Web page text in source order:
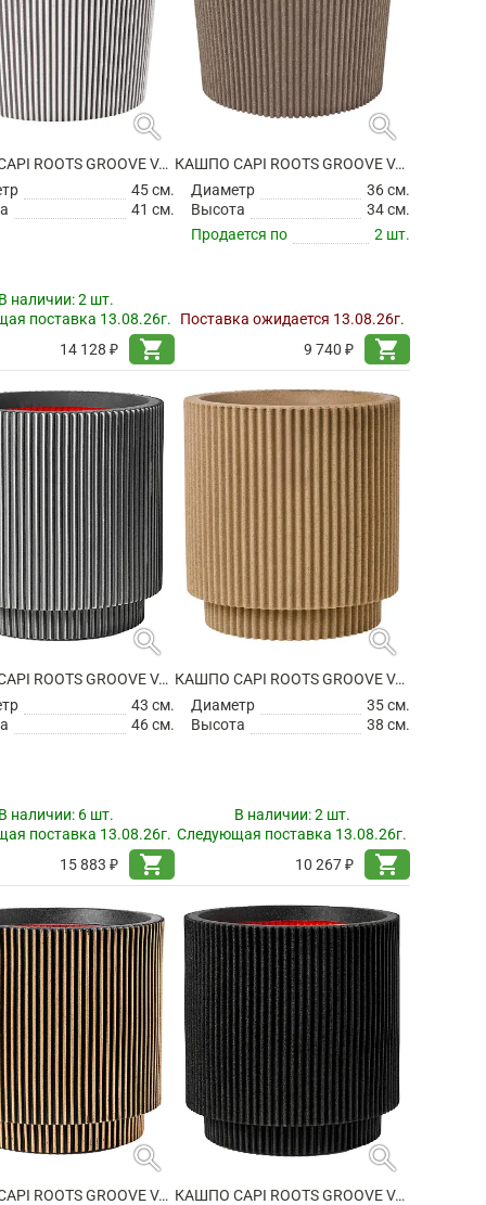
search
КАШПО CAPI ROOTS GROOVE VASE CONICAL IVORY
45 см.
41 см.
наличии:2 шт.
поставка 13.08.26г.
14 128 ₽
shopping_cart
search
КАШПО CAPI ROOTS GROOVE VASE CONICAL WARM TAUPE
Диаметр
36 см.
Высота
34 см.
Продается по
2 шт.
Поставка ожидается 13.08.26г.
9 740 ₽
shopping_cart
search
КАШПО CAPI ROOTS GROOVE VASE CYLINDER ANTHRACITE
43 см.
46 см.
наличии: 6 шт.
поставка 13.08.26г.
15 883 ₽
shopping_cart
search
КАШПО CAPI ROOTS GROOVE VASE CYLINDER BEIGE
Диаметр
35 см.
Высота
38 см.
В наличии:2 шт.
Следующая поставка 13.08.26г.
10 267 ₽
shopping_cart
search
КАШПО CAPI ROOTS GROOVE VASE CYLINDER BLACK GOLD
search
КАШПО CAPI ROOTS GROOVE VASE CYLINDER BLACK